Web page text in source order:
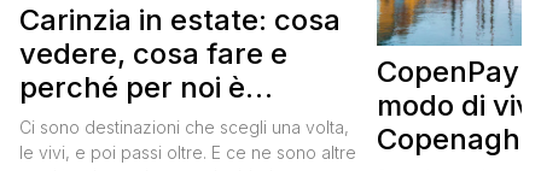
Carinzia in estate: cosa
vedere, cosa fare e
perché per noi è
diventata una
destinazione del cuore
Ci sono destinazioni che scegli una volta,
le vivi, e poi passi oltre. E ce ne sono altre
CopenPay:
modo di